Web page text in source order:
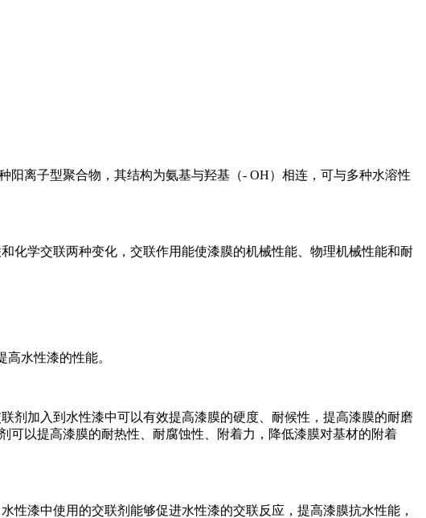
离子型聚合物，其结构为氨基与羟基（- OH）相连，可与多种水溶性
学交联两种变化，交联作用能使漆膜的机械性能、物理机械性能和耐
水性漆的性能。
加入到水性漆中可以有效提高漆膜的硬度、耐候性，提高漆膜的耐磨
以提高漆膜的耐热性、耐腐蚀性、附着力，降低漆膜对基材的附着
漆中使用的交联剂能够促进水性漆的交联反应，提高漆膜抗水性能，